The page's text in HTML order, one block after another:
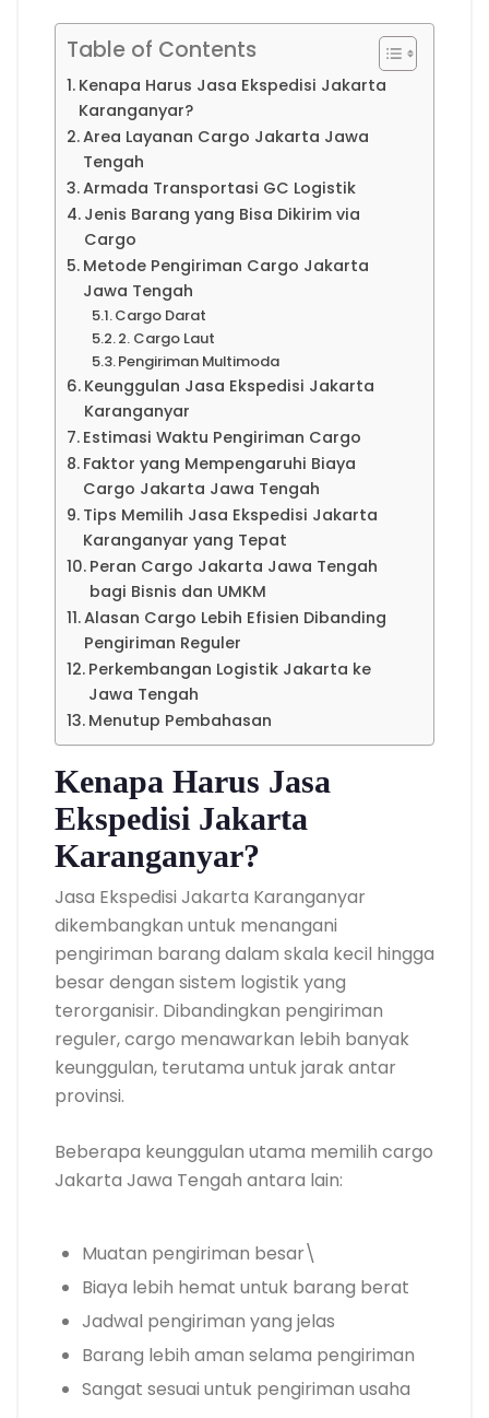
Table of Contents
Kenapa Harus Jasa Ekspedisi Jakarta
Karanganyar?
Area Layanan Cargo Jakarta Jawa
Tengah
Armada Transportasi GC Logistik
Jenis Barang yang Bisa Dikirim via
Cargo
Metode Pengiriman Cargo Jakarta
Jawa Tengah
Cargo Darat
2. Cargo Laut
Pengiriman Multimoda
Keunggulan Jasa Ekspedisi Jakarta
Karanganyar
Estimasi Waktu Pengiriman Cargo
Faktor yang Mempengaruhi Biaya
Cargo Jakarta Jawa Tengah
Tips Memilih Jasa Ekspedisi Jakarta
Karanganyar yang Tepat
Peran Cargo Jakarta Jawa Tengah
bagi Bisnis dan UMKM
Alasan Cargo Lebih Efisien Dibanding
Pengiriman Reguler
Perkembangan Logistik Jakarta ke
Jawa Tengah
Menutup Pembahasan
Kenapa Harus Jasa
Ekspedisi Jakarta
Karanganyar?
Jasa Ekspedisi Jakarta Karanganyar
dikembangkan untuk menangani
pengiriman barang dalam skala kecil hingga
besar dengan sistem logistik yang
terorganisir. Dibandingkan pengiriman
reguler, cargo menawarkan lebih banyak
keunggulan, terutama untuk jarak antar
provinsi.
Beberapa keunggulan utama memilih cargo
Jakarta Jawa Tengah antara lain:
Muatan pengiriman besar\
Biaya lebih hemat untuk barang berat
Jadwal pengiriman yang jelas
Barang lebih aman selama pengiriman
Sangat sesuai untuk pengiriman usaha